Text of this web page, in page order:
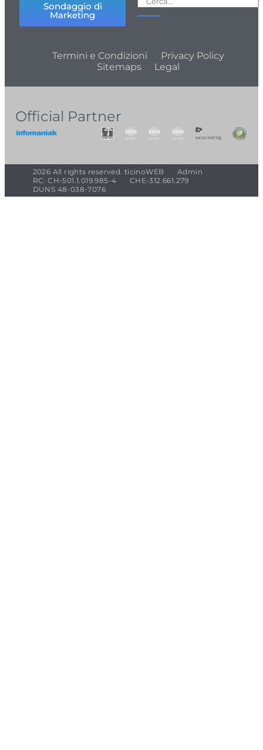
Sondaggio di
Marketing
Termini e Condizioni
Privacy Policy
Sitemaps
Legal
Official Partner
2026 All rights reserved. ticinoWEB
Admin
RC: CH-501.1.019.985-4
CHE-312.661.279
DUNS 48-038-7076